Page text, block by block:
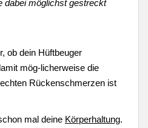
dabei möglichst gestreckt
ob dein Hüftbeuger
mög-licherweise die
Rückenschmerzen ist
mal deine Körperhaltung.